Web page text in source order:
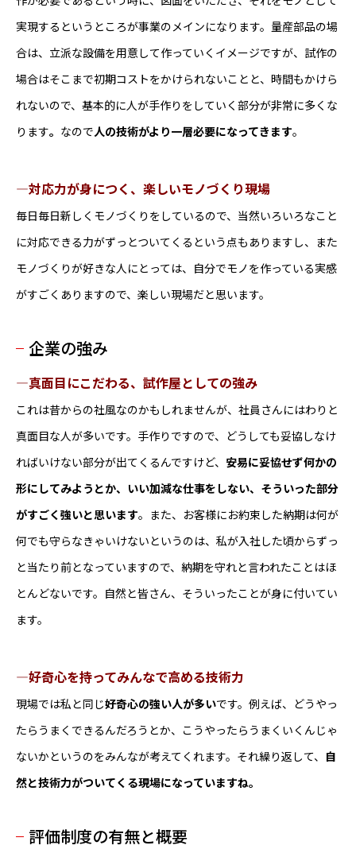
実現するというところが事業のメインになります。量産部品の場
合は、立派な設備を用意して作っていくイメージですが、試作の
場合はそこまで初期コストをかけられないことと、時間もかけら
れないので、基本的に人が手作りをしていく部分が非常に多くな
ります。 なので人の技術がより一層必要になってきます。
―対応力が身につく、楽しいモノづくり現場
毎日毎日新しくモノづくりをしているので、当然いろいろなこと
に対応できる力がずっとついてくるという点もありますし、また
モノづくりが好きな人にとっては、自分でモノを作っている実感
がすごくありますので、楽しい現場だと思います。
企業の強み
―真面目にこだわる、試作屋としての強み
これは昔からの社風なのかもしれませんが、社員さんにはわりと
真面目な人が多いです。手作りですので、どうしても妥協しなけ
ればいけない部分が出てくるんですけど、 安易に妥協せず何かの
形にしてみようとか、いい加減な仕事をしない、そういった部分
がすごく強いと思います。また、お客様にお約束した納期は何が
何でも守らなきゃいけないというのは、私が入社した頃からずっ
と当たり前となっていますので、納期を守れと言われたことはほ
とんどないです。自然と皆さん、そういったことが身に付いてい
ます。
―好奇心を持ってみんなで高める技術力
現場では私と同じ好奇心の強い人が多いです。例えば、どうやっ
たらうまくできるんだろうとか、こうやったらうまくいくんじゃ
ないかというのをみんなが考えてくれます。それ繰り返して、 自
然と技術力がついてくる現場になっていますね。
評価制度の有無と概要